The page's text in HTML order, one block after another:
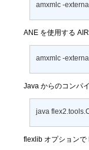
amxmlc -
ANE を使用する
amxmlc -
Java からのコンパ
java
flexlib オプションで